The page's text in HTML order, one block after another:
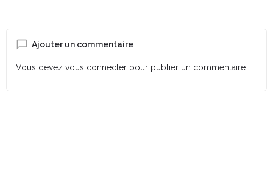
Ajouter un commentaire
Vous devez vous connecter pour publier un commentaire.